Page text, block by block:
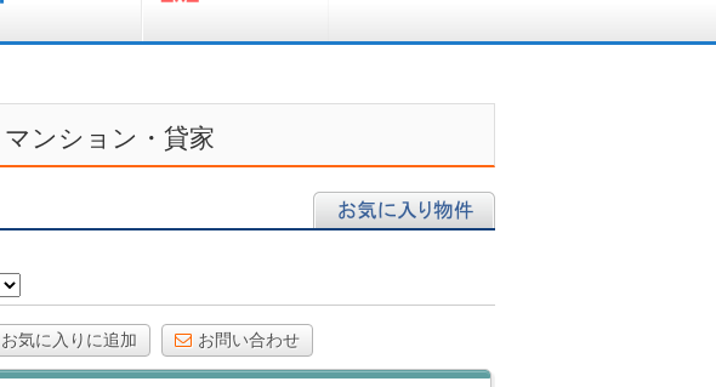
ンション・貸家
お気に入りに追加 お問い合わせ